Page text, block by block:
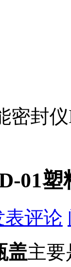
密封
01
表评论
盖主